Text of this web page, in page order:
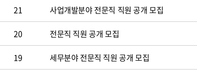
21 사업개발분야 전문직 직원 공개 모집
20 전문직 직원 공개 모집
19 세무분야 전문직 직원 공개 모집